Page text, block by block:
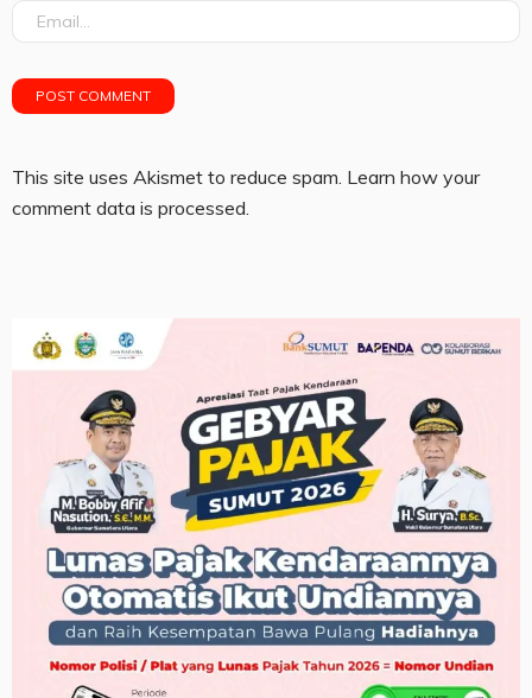
This site uses Akismet to reduce spam. Learn how your
comment data is processed.